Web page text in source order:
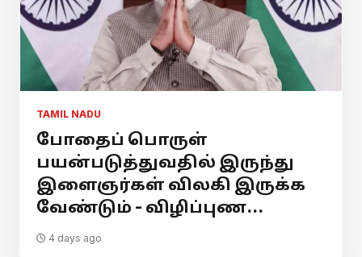
TAMIL NADU
போதைப் பொருள்
பயன்படுத்துவதில் இருந்து
இளைஞர்கள் விலகி இருக்க
வேண்டும் - விழிப்புண...
4 days ago